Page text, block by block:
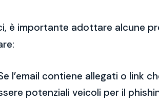
è importante adottare alcune
l’email contiene allegati o link
potenziali veicoli per il